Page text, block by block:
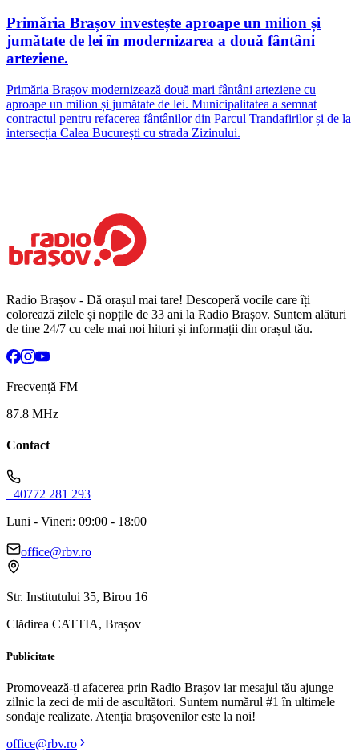
Primăria Brașov investește aproape un milion și
jumătate de lei în modernizarea a două fântâni
arteziene.
Primăria Brașov modernizează două mari fântâni arteziene cu
aproape un milion și jumătate de lei. Municipalitatea a semnat
contractul pentru refacerea fântânilor din Parcul Trandafirilor și de la
intersecția Calea București cu strada Zizinului.
Radio Brașov - Dă orașul mai tare! Descoperă vocile care îți
colorează zilele și nopțile de 33 ani la Radio Brașov. Suntem alături
de tine 24/7 cu cele mai noi hituri și informații din orașul tău.
Frecvență FM
87.8 MHz
Contact
+40772 281 293
Luni - Vineri: 09:00 - 18:00
office@rbv.ro
Str. Institutului 35, Birou 16
Clădirea CATTIA, Brașov
Publicitate
Promovează-ți afacerea prin Radio Brașov iar mesajul tău ajunge
zilnic la zeci de mii de ascultători. Suntem numărul #1 în ultimele
sondaje realizate. Atenția brașovenilor este la noi!
office@rbv.ro